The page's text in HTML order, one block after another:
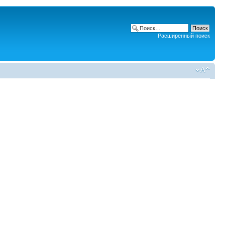
Расширенный поиск